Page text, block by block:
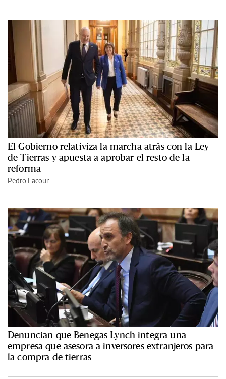
El Gobierno relativiza la marcha atrás con la Ley
de Tierras y apuesta a aprobar el resto de la
reforma
Pedro Lacour
Denuncian que Benegas Lynch integra una
empresa que asesora a inversores extranjeros para
la compra de tierras